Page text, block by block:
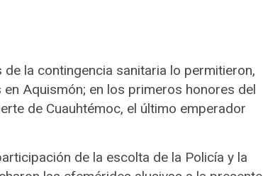
la contingencia sanitaria lo permitieron,
Aquismón; en los primeros honores del
de Cuauhtémoc, el último emperador
de la escolta de la Policía y la